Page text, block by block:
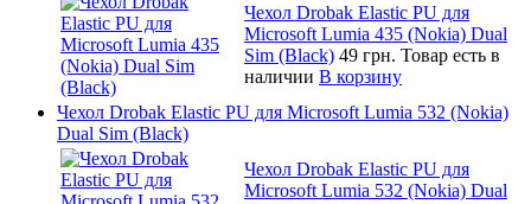
Чехол Drobak Elastic PU для
Microsoft Lumia 435 (Nokia) Dual
Sim (Black) 49 грн. Товар есть в
наличии В корзину
Чехол Drobak Elastic PU для Microsoft Lumia 532 (Nokia)
Dual Sim (Black)
Чехол Drobak Elastic PU для
Microsoft Lumia 532 (Nokia) Dual